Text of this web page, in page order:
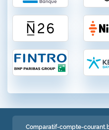
Comparatif-compte-